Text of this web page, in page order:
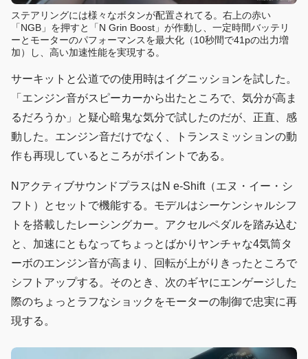
ステアリングには様々なボタンが配置されてる。右上の赤い
「NGB」を押すと「N Grin Boost」が作動し、一定時間バッテリ
ーとモーターのパフォーマンスを最大化（10秒間で41pの出力増
加）し、高い加速性能を実現する。
サーキットと公道での使用時はイグニッションを試した。
「エンジン音がスピーカーから出たところで、気分が高ま
るだろうか」と疑心暗鬼な気分で試したのだが、正直、感
動した。エンジン音だけでなく、トランスミッションの動
作も再現しているところがポイントである。
NアクティブサウンドプラスはN e-Shift（エヌ・イー・シ
フト）とセットで機能する。モデルはシーケンシャルシフ
トを搭載したレーシングカー。アクセルペダルを踏み込む
と、加速にともなってちょっとばかりヤンチャな4気筒タ
ーボのエンジン音が高まり、回転が上がりきったところで
シフトアップする。そのとき、次のギヤにエンゲージした
際のちょっとラフなショックをモーターの制御で忠実に再
現する。